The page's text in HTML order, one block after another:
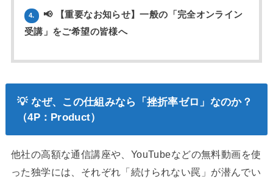
4.
📢 【重要なお知らせ】一般の「完全オンライン
受講」をご希望の皆様へ
💡 なぜ、この仕組みなら「挫折率ゼロ」なのか？
（4P：Product）
他社の高額な通信講座や、YouTubeなどの無料動画を使
った独学には、それぞれ「続けられない罠」が潜んでい